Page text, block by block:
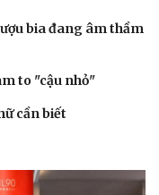
bia đang âm thầm
to "cậu nhỏ"
cần biết